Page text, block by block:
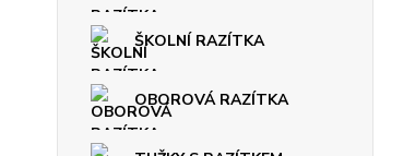
ŠKOLNÍ RAZÍTKA
OBOROVÁ RAZÍTKA